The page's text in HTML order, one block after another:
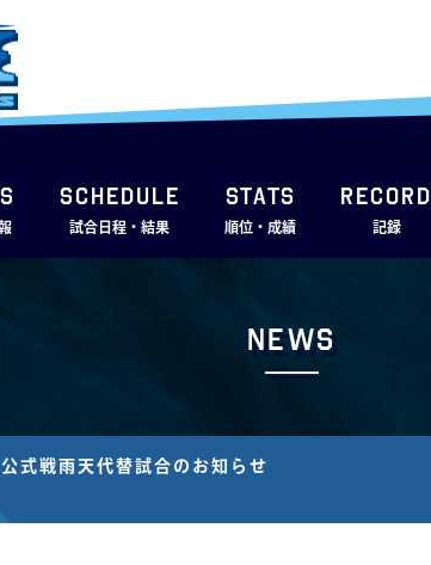
SCHEDULE
試合日程・結果
STATS
順位・成績
RECORD
記録
News
式戦⾬天代替試合のお知らせ